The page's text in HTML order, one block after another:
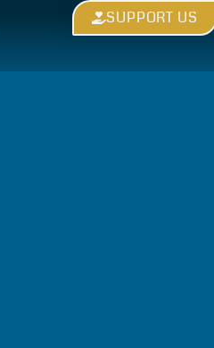
SUPPORT US